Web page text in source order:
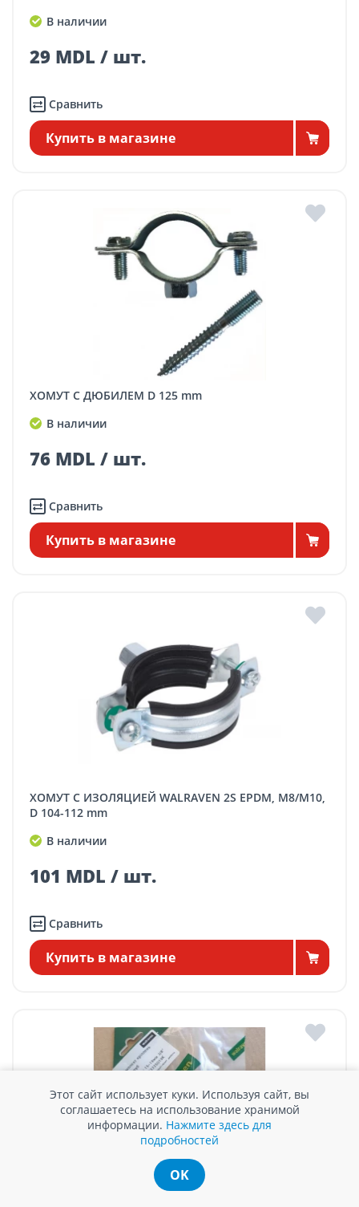
В наличии
29 MDL / шт.
Сравнить
Купить в магазине
ХОМУТ С ДЮБИЛЕМ D 125 mm
В наличии
76 MDL / шт.
Сравнить
Купить в магазине
ХОМУТ С ИЗОЛЯЦИЕЙ WALRAVEN 2S EPDM, M8/M10,
D 104-112 mm
В наличии
101 MDL / шт.
Сравнить
Купить в магазине
Этот сайт использует куки. Используя сайт, вы
соглашаетесь на использование хранимой
информации. Нажмите здесь для
подробностей
OK